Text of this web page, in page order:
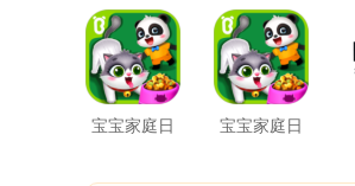
宝宝家庭日
宝宝家庭日